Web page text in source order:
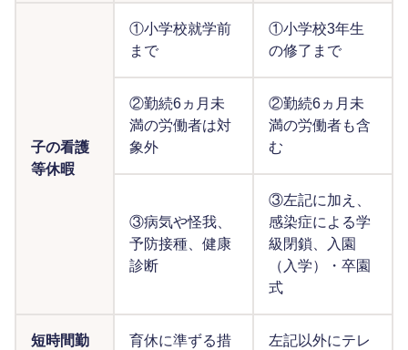
子の看護
等休暇
①小学校就学前
まで
①小学校3年生
の修了まで
②勤続6ヵ月未
満の労働者は対
象外
②勤続6ヵ月未
満の労働者も含
む
③病気や怪我、
予防接種、健康
診断
③左記に加え、
感染症による学
級閉鎖、入園
（入学）・卒園
式
短時間勤
育休に準ずる措
左記以外にテレ